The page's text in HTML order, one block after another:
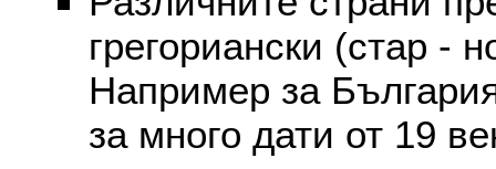
грегориански (стар -
Например за
за много дати от 19